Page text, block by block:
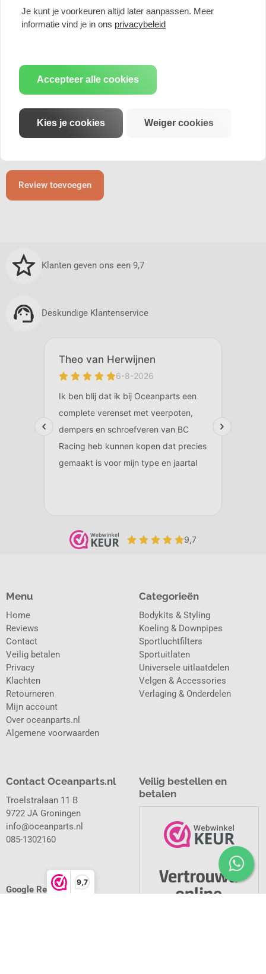
9,7
101,6mm (4,00 inch)
Staal
Beoordelingen
Review toevoegen
Klanten geven ons een 9,7
Deskundige Klantenservice
Categorieën
Bodykits & Styling
Koeling & Downpipes
Sportluchtfilters
Sportuitlaten
Universele uitlaatdelen
Velgen & Accessories
Verlaging & Onderdelen
Menu
Home
Reviews
Contact
Veilig betalen
Privacy
Klachten
Retourneren
Mijn account
Over oceanparts.nl
Algemene voorwaarden
Contact Oceanparts.nl
Troelstralaan 11 B
9722 JA Groningen
info@oceanparts.nl
085-1302160
Google Reviews
Veilig bestellen en
betalen
Je kunt je voorkeuren altijd later aanpassen. Meer
informatie vind je in ons privacybeleid
Accepteer alle cookies
Kies je cookies Weiger cookies